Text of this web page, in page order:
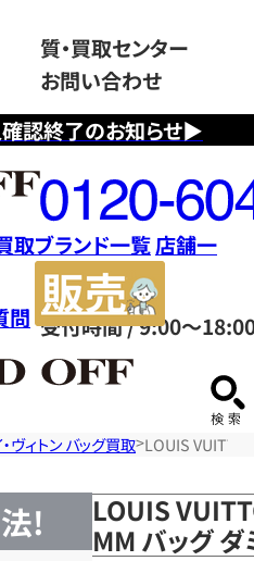
認終了のお知らせ▶
質・買取センター
お問い合わせ
フ
リ
ー
ダ
イ
ヤ
ル
0120604117
受付時間 / 9:00～
取ブランド一覧店舗一
問
サ
ヴィトン バッグ買取 LOUIS
!
LOUIS
MM バッグ